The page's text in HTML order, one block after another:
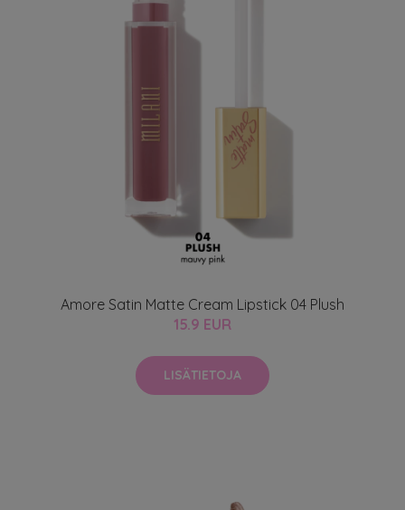
Amore Satin Matte Cream Lipstick 04 Plush
15.9 EUR
LISÄTIETOJA